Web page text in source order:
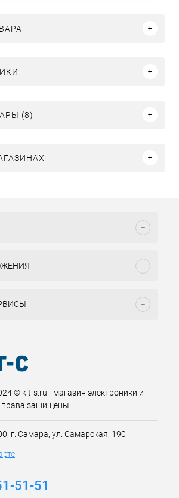
(8)
© kit-s.ru - магазин электроники и
права защищены.
г. Самара, ул. Самарская, 190
51-51